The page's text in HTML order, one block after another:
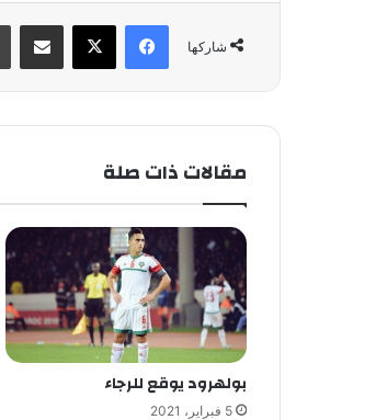
شاركها
فيسبوك
مقالات ذات صلة
بولهرود يوقع للرجاء
5 فبراير، 2021